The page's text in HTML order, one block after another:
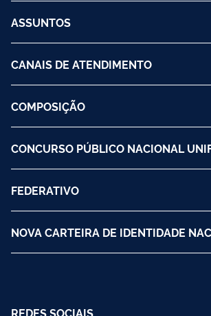
ASSUNTOS
CANAIS DE ATENDIMENTO
COMPOSIÇÃO
CONCURSO PÚBLICO NACIONAL
FEDERATIVO
NOVA CARTEIRA DE IDENTIDADE
REDES SOCIAIS